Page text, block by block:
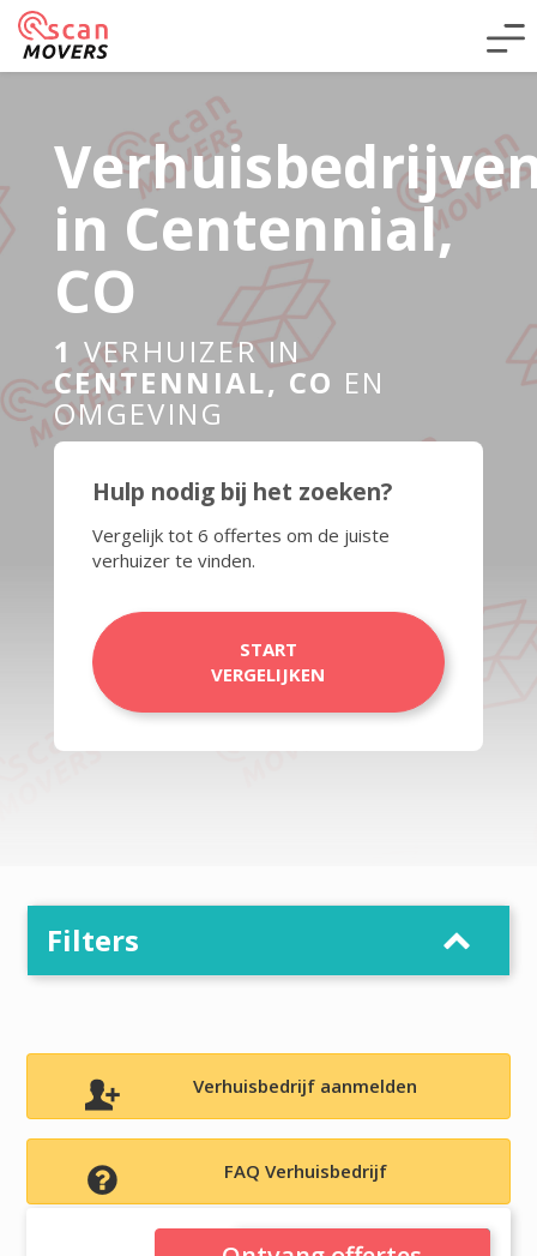
in Centennial,
CO
1 VERHUIZER IN
CENTENNIAL, CO EN
OMGEVING
Hulp nodig bij het zoeken?
Vergelijk tot 6 offertes om de juiste
verhuizer te vinden.
START
VERGELIJKEN
Filters
Verhuisbedrijf aanmelden
FAQ Verhuisbedrijf